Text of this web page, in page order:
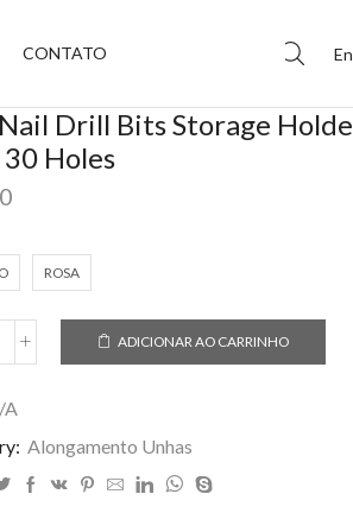
CONTATO
Drill Bits Storage
30 Holes
ROSA
ADICIONAR AO CARRINHO
A
Alongamento Unhas